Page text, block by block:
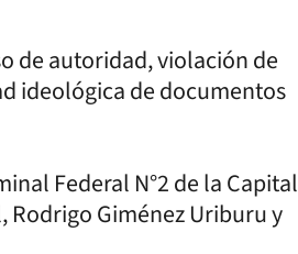
de autoridad, violación de
ideológica de documentos
Federal N°2 de la Capital
Rodrigo Giménez Uriburu y